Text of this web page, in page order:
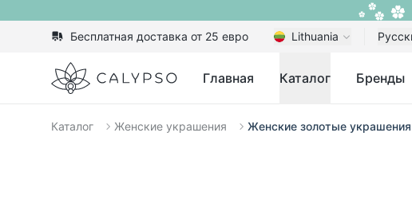
Бесплатная доставка от 25 евро Lithuania
Calypso Главная Каталог Бренды
Каталог Женские украшения Женские золотые украшения